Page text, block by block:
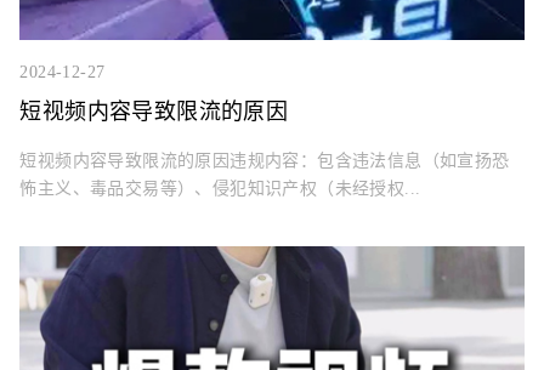
2024-12-27
短视频内容导致限流的原因
短视频内容导致限流的原因违规内容：包含违法信息（如宣扬恐
怖主义、毒品交易等）、侵犯知识产权（未经授权...